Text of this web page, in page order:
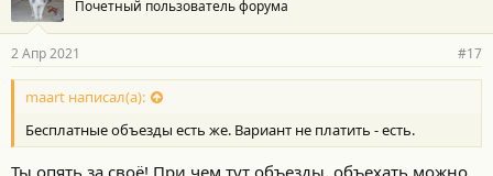
Почетный пользователь форума
2 Апр 2021 #17
maart написал(а):
Бесплатные объезды есть же. Вариант не платить - есть.
Ты опять за своё! При чем тут объезды, объехать можно